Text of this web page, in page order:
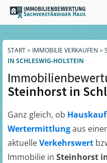
START> IMMOBILIE VERKAUFEN >
IN SCHLESWIG-HOLSTEIN
Steinhorst in
Ganz gleich, ob Hauskauf
Wertermittlungaus
aktuelleVerkehrswert
Immobilie in Steinhorst